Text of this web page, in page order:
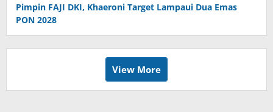
Pimpin FAJI DKI, Khaeroni Target Lampaui Dua Emas
PON 2028
View More